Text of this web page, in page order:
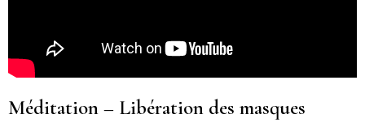
Méditation – Libération des masques